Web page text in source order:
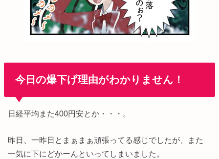
今日の爆下げ理由がわかりません！
日経平均また400円安とか・・・。
昨日、一昨日とまぁまぁ頑張ってる感じでしたが、また
一気に下にどかーんといってしまいました。